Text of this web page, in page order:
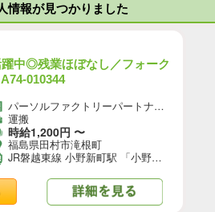
情報が見つかりました
中◎残業ほぼなし／フォーク
010344
パーソルファクトリーパートナーズ株式会社
運搬
時給1,200円 〜
福島県田村市滝根町
JR磐越東線 小野新町駅 「小野新町駅」から車6分 ・JR「神俣駅」から車8分 ★自転車、バイク、マイカー通勤OK（無料駐車場あり）